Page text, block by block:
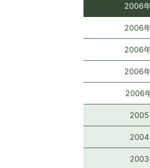
2006
2006
2006
2006
2006